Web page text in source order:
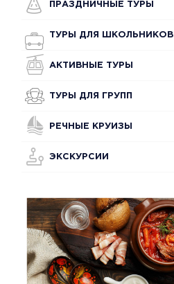
ПРАЗДНИЧНЫЕ ТУРЫ
ТУРЫ ДЛЯ ШКОЛЬНИКОВ
АКТИВНЫЕ ТУРЫ
ТУРЫ ДЛЯ ГРУПП
РЕЧНЫЕ КРУИЗЫ
ЭКСКУРСИИ